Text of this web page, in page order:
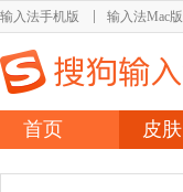
输入法手机版 输入法Mac版
首页 皮肤